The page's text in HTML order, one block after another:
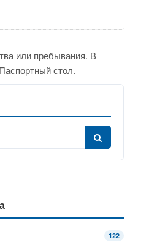
или пребывания. В
стол.
122